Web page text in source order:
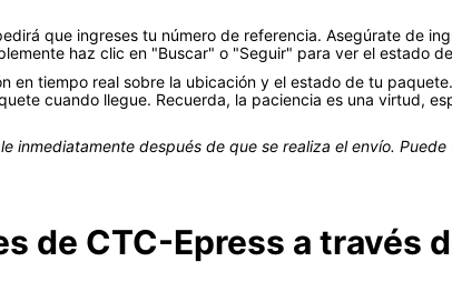
que ingreses tu número de referencia. Asegúrate de
haz clic en "Buscar" o "Seguir" para ver el estado
en tiempo real sobre la ubicación y el estado de tu
cuando llegue. Recuerda, la paciencia es una virtud,
inmediatamente después de que se realiza el envío.
de CTC-Epress a través